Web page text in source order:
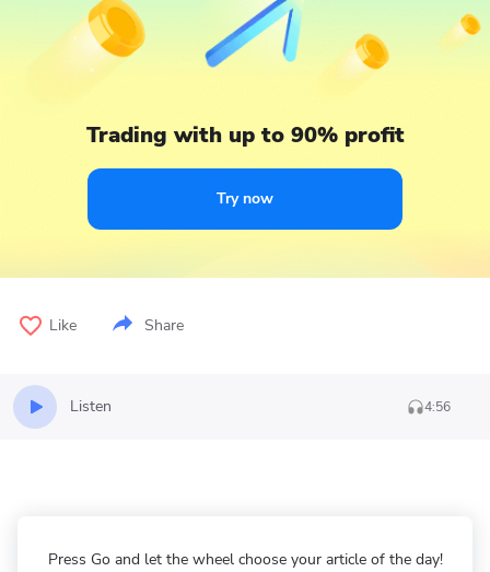
Trading with up to 90% profit
Try now
Like Share
Listen 4:56
Press Go and let the wheel choose your article of the day!